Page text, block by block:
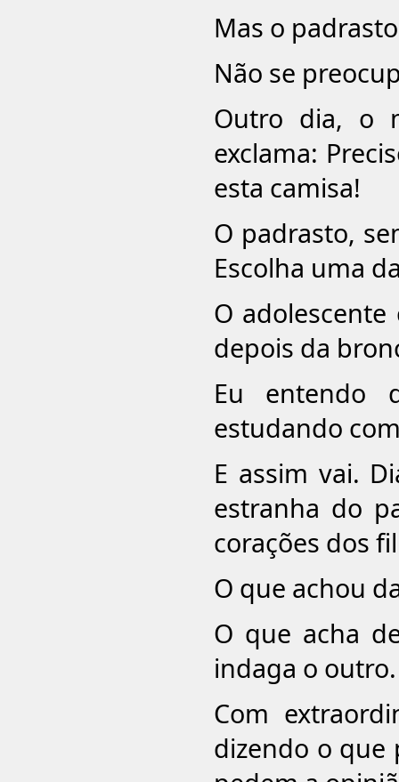
Mas o
Não se
Outro dia, o
exclama:
esta camisa!
O padrasto,
Escolha uma
O
depois da
Eu entendo
estudando
E assim vai.
estranha do
corações dos
O que achou
O que acha
indaga o outro.
Com
dizendo o que